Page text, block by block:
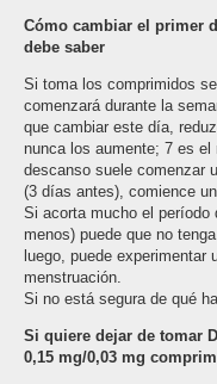
Cómo cambiar el primer
debe saber
Si toma los comprimidos
comenzará durante la
que cambiar este día,
nunca los aumente; 7 es
descanso suele comenzar
(3 días antes), comience
Si acorta mucho el
menos) puede que no
luego, puede experimentar
menstruación.
Si no está segura de qué
Si quiere dejar de tomar
0,15 mg/0,03 mg